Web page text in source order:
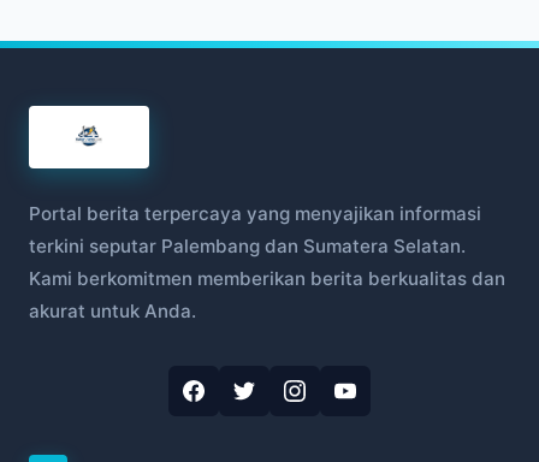
Portal berita terpercaya yang menyajikan informasi
terkini seputar Palembang dan Sumatera Selatan.
Kami berkomitmen memberikan berita berkualitas dan
akurat untuk Anda.